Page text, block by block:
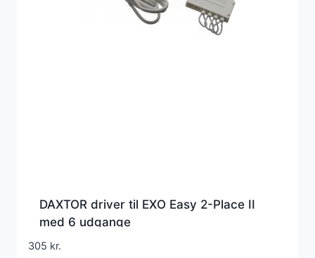
DAXTOR driver til EXO Easy 2-Place II
med 6 udgange
305 kr.